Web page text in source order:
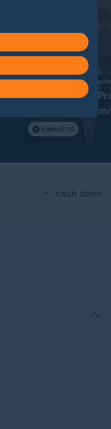
Bundeswehr und
Scholz: "Zwei
eine große
Video8:10
nach oben